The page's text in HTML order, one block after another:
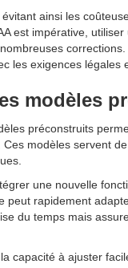
ainsi les
est impérative,
les exigences légales
modèles
préconstruits
modèles servent
une nouvelle
peut rapidement
du temps mais
capacité à ajuster